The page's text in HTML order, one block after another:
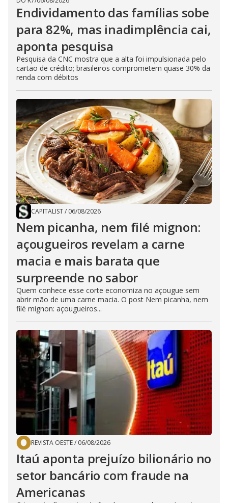
Endividamento das famílias sobe
para 82%, mas inadimplência cai,
aponta pesquisa
Pesquisa da CNC mostra que a alta foi impulsionada pelo
cartão de crédito; brasileiros comprometem quase 30% da
renda com débitos
CAPITALIST/ 06/08/2026
Nem picanha, nem filé mignon:
açougueiros revelam a carne
macia e mais barata que
surpreende no sabor
Quem conhece esse corte economiza no açougue sem
abrir mão de uma carne macia. O post Nem picanha, nem
filé mignon: açougueiros...
REVISTA OESTE/ 06/08/2026
Itaú aponta prejuízo bilionário no
setor bancário com fraude na
Americanas